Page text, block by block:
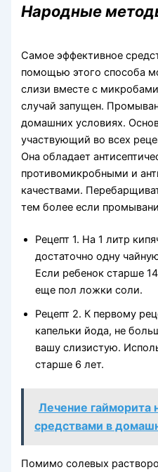
Народные
Самое эффективное
помощью этого способа
слизи вместе с
случай запущен.
домашних условиях.
участвующий во всех
Она обладает
противомикробными и
качествами.
тем более если
Рецепт 1. На 1 литр
достаточно одну
Если ребенок старше
еще пол ложки соли.
Рецепт 2. К первому
капельки йода, не
вашу слизистую.
старше 6 лет.
Лечение гайморита
средствами в
Помимо солевых